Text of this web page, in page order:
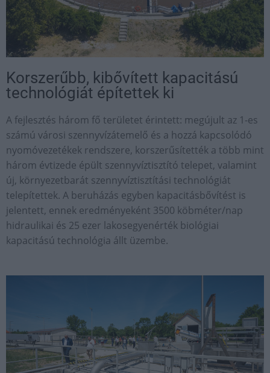
Korszerűbb, kibővített kapacitású
technológiát építettek ki
A fejlesztés három fő területet érintett: megújult az 1-es
számú városi szennyvízátemelő és a hozzá kapcsolódó
nyomóvezetékek rendszere, korszerűsítették a több mint
három évtizede épült szennyvíztisztító telepet, valamint
új, környezetbarát szennyvíztisztítási technológiát
telepítettek. A beruházás egyben kapacitásbővítést is
jelentett, ennek eredményeként 3500 köbméter/nap
hidraulikai és 25 ezer lakosegyenérték biológiai
kapacitású technológia állt üzembe.